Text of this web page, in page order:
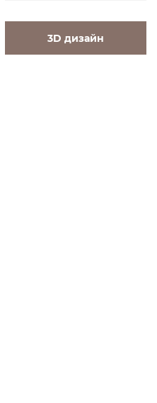
3D дизайн